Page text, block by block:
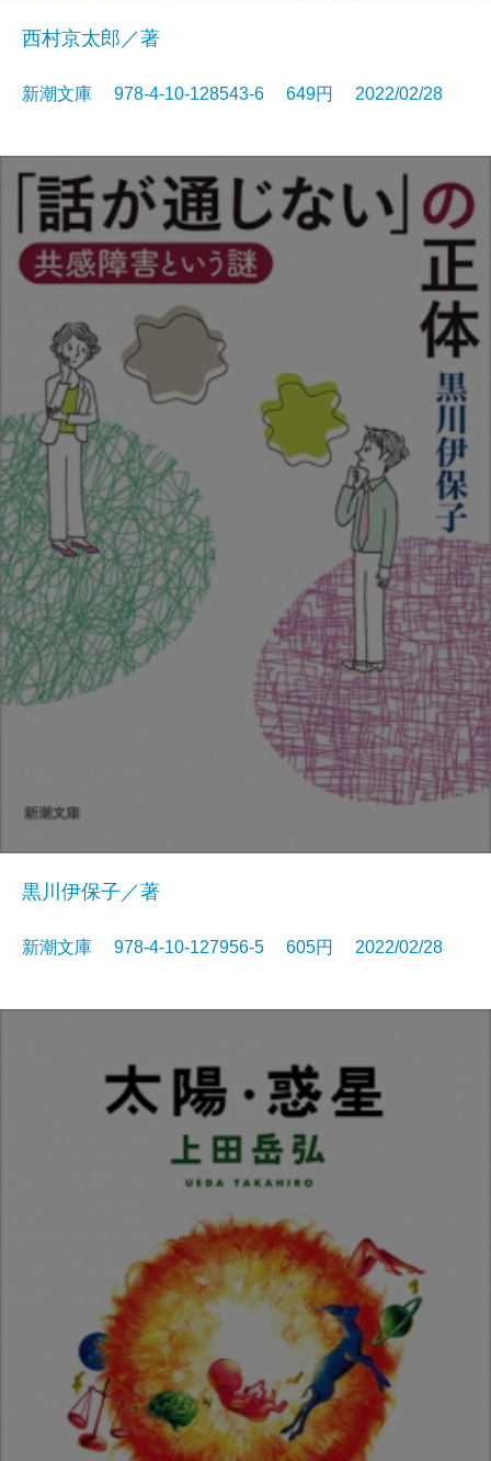
西村京太郎／著
新潮文庫 978-4-10-128543-6 649円 2022/02/28
黒川伊保子／著
新潮文庫 978-4-10-127956-5 605円 2022/02/28